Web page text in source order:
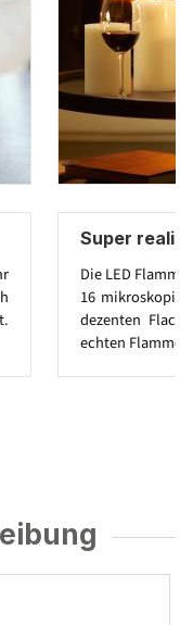
Super
Die LED
16
dezenten
echten